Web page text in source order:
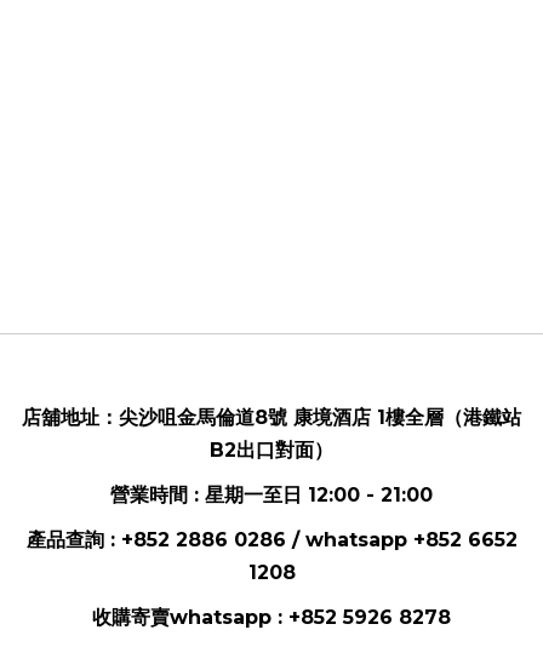
店舖地址： 尖沙咀金馬倫道8號 康境酒店 1樓全層（港鐵站
B2出口對面）
營業時間 : 星期一至日 12:00 - 21:00
產品查詢 : +852 2886 0286 / whatsapp +852 6652
1208
收購寄賣whatsapp : +852 5926 8278